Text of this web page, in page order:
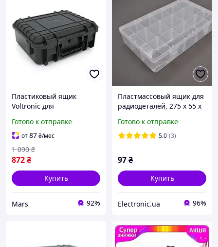
Пластиковый ящик
Voltronic для
внешний 342x275x125мм
внутренний
315x235x115мм
Готово к отправке
от87₴/мес
872₴
1 090 ₴
Купить
Mars 92%
Пластмассовый ящик для
радиодеталей, 275 х 55 х
отделений
Готово к отправке
5.0 (3)
97₴
Купить
Electronic.ua 96%